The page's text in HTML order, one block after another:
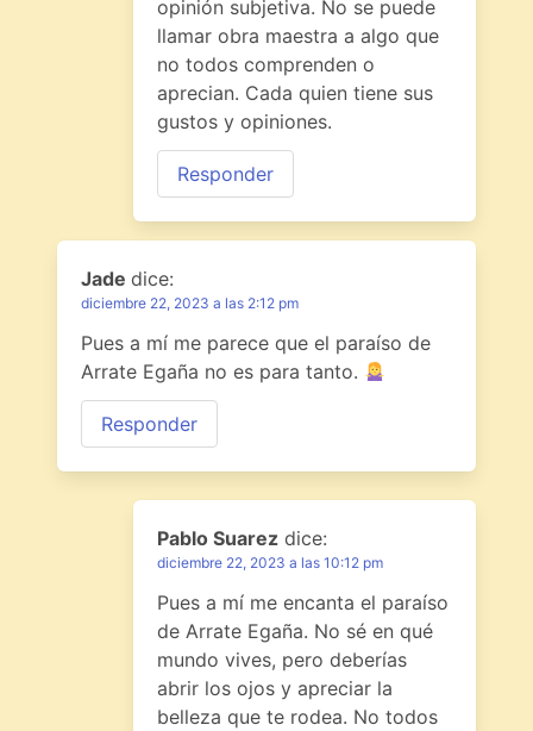
opinión subjetiva. No se puede
llamar obra maestra a algo que
no todos comprenden o
aprecian. Cada quien tiene sus
gustos y opiniones.
Responder
Jade dice:
diciembre 22, 2023 a las 2:12 pm
Pues a mí me parece que el paraíso de
Arrate Egaña no es para tanto.
Responder
Pablo Suarez dice:
diciembre 22, 2023 a las 10:12 pm
Pues a mí me encanta el paraíso
de Arrate Egaña. No sé en qué
mundo vives, pero deberías
abrir los ojos y apreciar la
belleza que te rodea. No todos